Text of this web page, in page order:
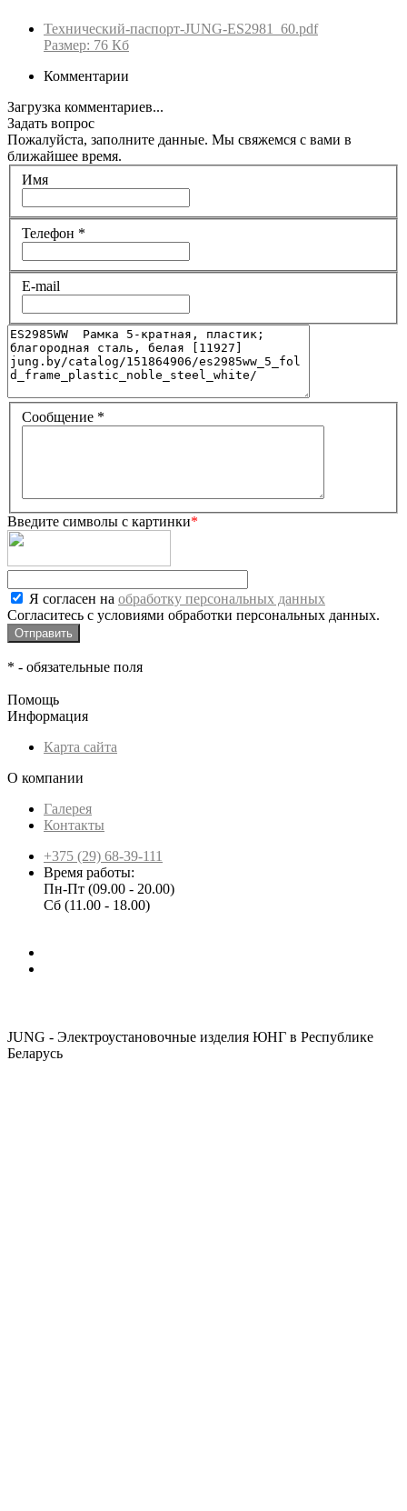
Технический-паспорт-JUNG-ES2981_60.pdf
Размер: 76 Кб
Комментарии
Загрузка комментариев...
Задать вопрос
Пожалуйста, заполните данные. Мы свяжемся с вами в
ближайшее время.
Имя
Телефон *
E-mail
Сообщение *
Введите символы с картинки*
Я согласен на обработку персональных данных
Согласитесь с условиями обработки персональных данных.
* - обязательные поля
Помощь
Информация
Карта сайта
О компании
Галерея
Контакты
+375 (29) 68-39-111
Время работы:
Пн-Пт (09.00 - 20.00)
Сб (11.00 - 18.00)
JUNG - Электроустановочные изделия ЮНГ в Республике
Беларусь